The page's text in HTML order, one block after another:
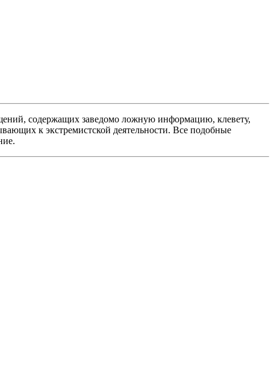
содержащих заведомо ложную информацию, клевету,
к экстремистской деятельности. Все подобные